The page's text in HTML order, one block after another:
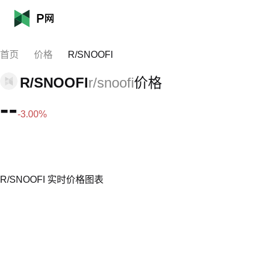
首页 价格 R/SNOOFI
R/SNOOFIr/snoofi价格
---3.00%
R/SNOOFI 实时价格图表